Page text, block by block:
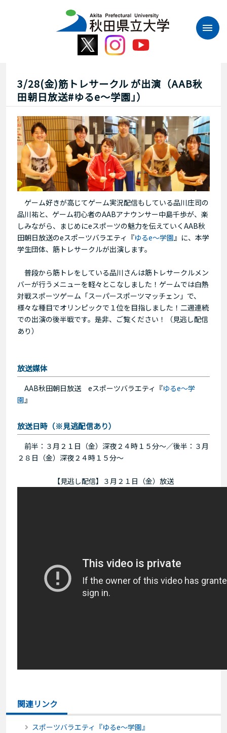
3/28(金)筋トレサークル が出演（AAB秋
田朝日放送#ゆるe〜学園｣）
ゲーム好きが高じてゲーム実況配信もしている品川庄司の
品川祐と、ゲーム初心者のAABアナウンサー中島千歩が、楽
しみながら、まじめにeスポーツの魅力を伝えていくAAB秋
田朝日放送のeスポーツバラエティ『ゆるe〜学園 』に、本学
学生団体、筋トレサークルが出演します。
普段から筋トレをしている品川さんは筋トレサークルメン
バーが行うメニューを軽々とこなしました！ゲームでは白熱
対戦スポーツゲーム「スーパースポーツマッチェン」で、
様々な種目でオリンピックで１位を目指しました！二週連続
での出演の後半戦です。是非、ご覧ください！（見逃し配信
あり）
放送媒体
AAB秋田朝日放送 eスポーツバラエティ『ゆるe〜学
園』
放送日時（※見逃配信あり）
前半：３月２１日（金）深夜２４時１５分〜／後半：３月
２８日（金）深夜２４時１５分〜
【見逃し配信】３月２１日（金）放送
関連リンク
スポーツバラエティ『ゆるe〜学園』